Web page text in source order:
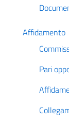
Affidamento
Pari